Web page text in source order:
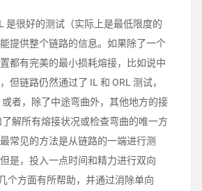
是很好的测试（实际上是最低限度的
提供整个链路的信息。如果除了一个
都有完美的最小损耗熔接，比如说中
但链路仍然通过了 IL 和 ORL 测试，
者，除了中途弯曲外，其他地方的接
解所有熔接状况或检查弯曲的唯一方
常见的方法是从链路的一端进行测
是，投入一点时间和精力进行双向
个方面有所帮助，并通过消除单向